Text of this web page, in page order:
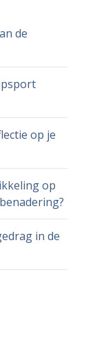
de
op je
op
in de